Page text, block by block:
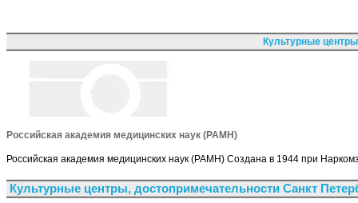
Культурные
Российская академия медицинских наук (РАМН)
Российская академия медицинских наук (РАМН) Создана в 1944 при
Культурные центры, достопримечательности Санкт